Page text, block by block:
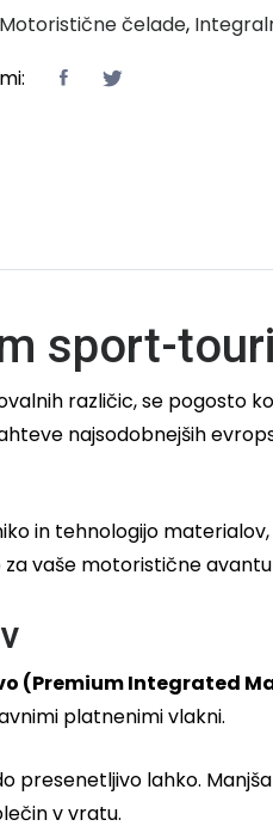
Motoristične čelade,
sport-
različic, se pogosto
najsodobnejših
in tehnologijo
za vaše motoristične
(Premium Integrated
platnenimi vlakni.
presenetljivo lahko.
v vratu.